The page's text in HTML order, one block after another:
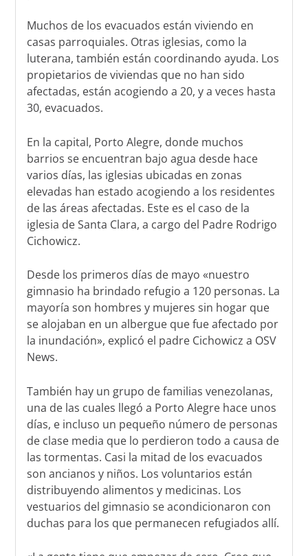
Muchos de los evacuados están viviendo en
casas parroquiales. Otras iglesias, como la
luterana, también están coordinando ayuda. Los
propietarios de viviendas que no han sido
afectadas, están acogiendo a 20, y a veces hasta
30, evacuados.
En la capital, Porto Alegre, donde muchos
barrios se encuentran bajo agua desde hace
varios días, las iglesias ubicadas en zonas
elevadas han estado acogiendo a los residentes
de las áreas afectadas. Este es el caso de la
iglesia de Santa Clara, a cargo del Padre Rodrigo
Cichowicz.
Desde los primeros días de mayo «nuestro
gimnasio ha brindado refugio a 120 personas. La
mayoría son hombres y mujeres sin hogar que
se alojaban en un albergue que fue afectado por
la inundación», explicó el padre Cichowicz a OSV
News.
También hay un grupo de familias venezolanas,
una de las cuales llegó a Porto Alegre hace unos
días, e incluso un pequeño número de personas
de clase media que lo perdieron todo a causa de
las tormentas. Casi la mitad de los evacuados
son ancianos y niños. Los voluntarios están
distribuyendo alimentos y medicinas. Los
vestuarios del gimnasio se acondicionaron con
duchas para los que permanecen refugiados allí.